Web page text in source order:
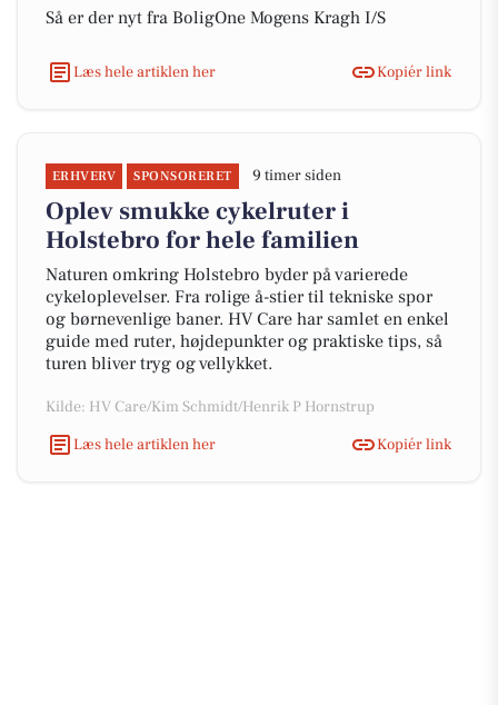
Så er der nyt fra BoligOne Mogens Kragh I/S
Læs hele artiklen her Kopiér link
ERHVERV SPONSORERET 9 timer siden
Oplev smukke cykelruter i
Holstebro for hele familien
Naturen omkring Holstebro byder på varierede
cykeloplevelser. Fra rolige å-stier til tekniske spor
og børnevenlige baner. HV Care har samlet en enkel
guide med ruter, højdepunkter og praktiske tips, så
turen bliver tryg og vellykket.
Kilde: HV Care/Kim Schmidt/Henrik P Hornstrup
Læs hele artiklen her
Kopiér link